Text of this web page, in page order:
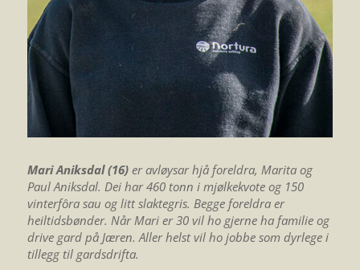
Mari Aniksdal (16)er avløysar hjå foreldra, Marita og
Paul Aniksdal. Dei har 460 tonn i mjølkekvote og 150
vinterfôra sau og litt slaktegris. Begge foreldra er
heiltidsbønder. Når Mari er 30 vil ho gjerne ha familie og
drive gard på Jæren. Aller helst vil ho jobbe som dyrlege i
tillegg til gardsdrifta.